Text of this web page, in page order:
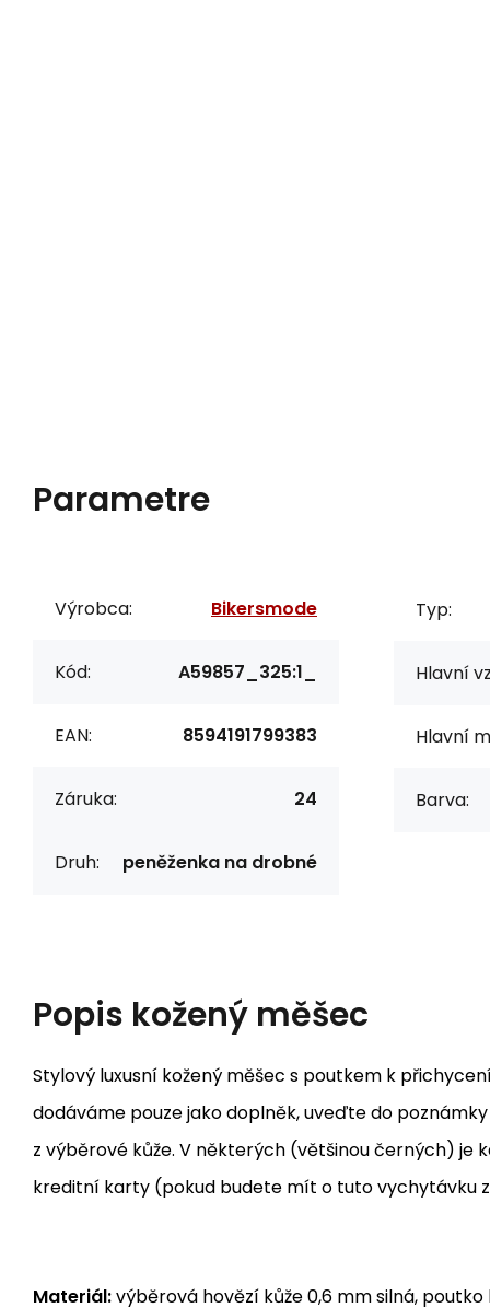
Parametre
Výrobca: Bikersmode
Kód: A59857_325:1_
EAN: 8594191799383
Záruka: 24
Druh: peněženka na drobné
Typ:
Hlavní
Hlavní
Barva:
Popis kožený měšec
Stylový luxusní kožený měšec s poutkem k
dodáváme pouze jako doplněk, uveďte do
z výběrové kůže. V některých (většinou černých) je
kreditní karty (pokud budete mít o tuto vychytávku
Materiál:výběrová hovězí kůže 0,6 mm silná, poutko